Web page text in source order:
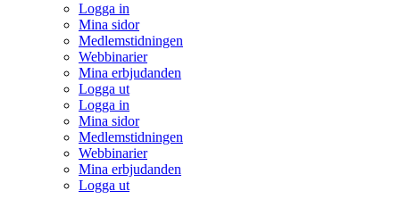
Logga in
Mina sidor
Medlemstidningen
Webbinarier
Mina erbjudanden
Logga ut
Logga in
Mina sidor
Medlemstidningen
Webbinarier
Mina erbjudanden
Logga ut